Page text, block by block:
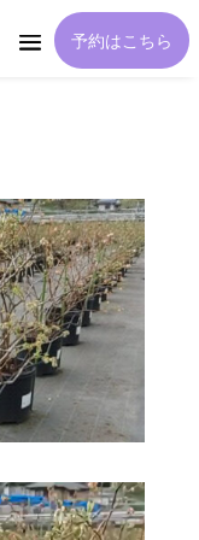
予約はこちら